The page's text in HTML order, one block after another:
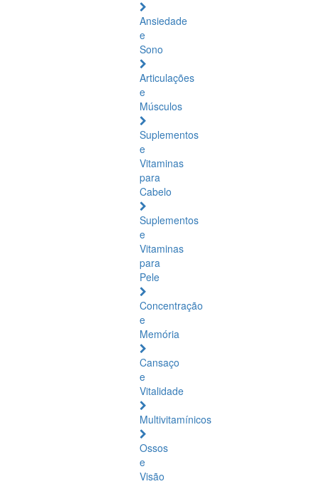
Ansiedade
e
Sono
Articulações
e
Músculos
Suplementos
e
Vitaminas
para
Cabelo
Suplementos
e
Vitaminas
para
Pele
Concentração
e
Memória
Cansaço
e
Vitalidade
Multivitamínicos
Ossos
e
Visão